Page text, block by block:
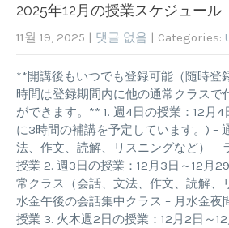
2025年12月の授業スケジュール
11월 19, 2025 | 댓글 없음 | Categories:
**開講後もいつでも登録可能（随時登
時間は登録期間内に他の通常クラスで
ができます。** 1. 週4日の授業：12月4
に3時間の補講を予定しています。) –
法、作文、読解、リスニングなど） –
授業 2. 週3日の授業：12月3日～12月
常クラス（会話、文法、作文、読解、
水金午後の会話集中クラス – 月水金夜
授業 3. 火木週2日の授業：12月2日～